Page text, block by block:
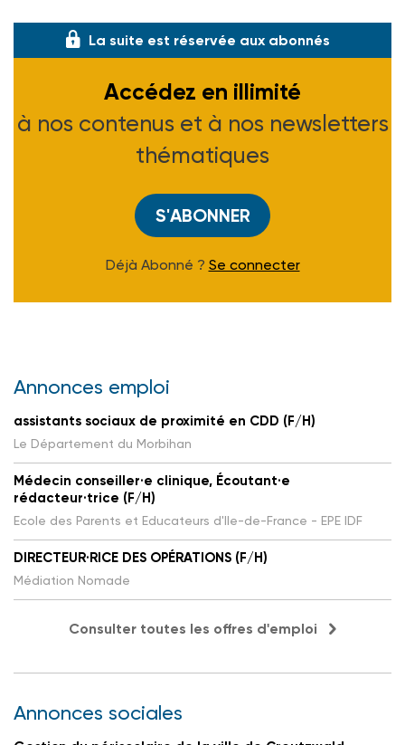
La suite est réservée aux abonnés
Accédez en illimité
à nos contenus et à nos newsletters
thématiques
S'ABONNER
Déjà Abonné ? Se connecter
Annonces emploi
assistants sociaux de proximité en CDD (F/H)
Le Département du Morbihan
Médecin conseiller·e clinique, Écoutant·e
rédacteur·trice (F/H)
Ecole des Parents et Educateurs d'Ile-de-France - EPE IDF
DIRECTEUR·RICE DES OPÉRATIONS (F/H)
Médiation Nomade
Consulter toutes les offres d'emploi
Annonces sociales